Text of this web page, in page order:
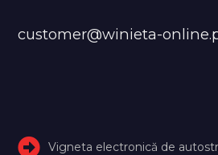
customer@winieta-
Vigneta electronică de